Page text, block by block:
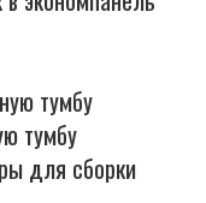
тумбу
тумбу
для сборки